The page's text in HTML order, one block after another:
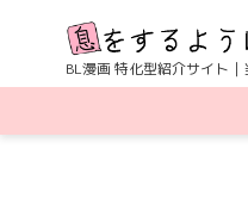
BL漫画 特化型紹介サイト